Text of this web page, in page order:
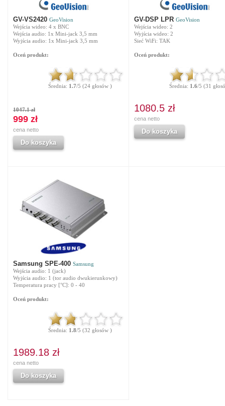
GV-VS2420 GeoVision
Wejścia wideo: 4 x BNC
Wejścia audio: 1x Mini-jack 3,5 mm
Wyjścia audio: 1x Mini-jack 3,5 mm
Oceń produkt:
Średnia: 1.7/5 (24 głosów )
1047.1 zł
999 zł
cena netto
Do koszyka
GV-DSP LPR GeoVision
Wejścia wideo: 2
Wyjścia wideo: 2
Sieć WiFi: TAK
Oceń produkt:
Średnia: 1.6/5 (31
1080.5 zł
cena netto
Do koszyka
Samsung SPE-400 Samsung
Wejścia audio: 1 (jack)
Wyjścia audio: 1 (tor audio dwukierunkowy)
Temperatura pracy [°C]: 0 - 40
Oceń produkt:
Średnia: 1.8/5 (32 głosów )
1989.18 zł
cena netto
Do koszyka